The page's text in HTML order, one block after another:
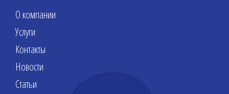
О компании
Услуги
Контакты
Новости
Статьи